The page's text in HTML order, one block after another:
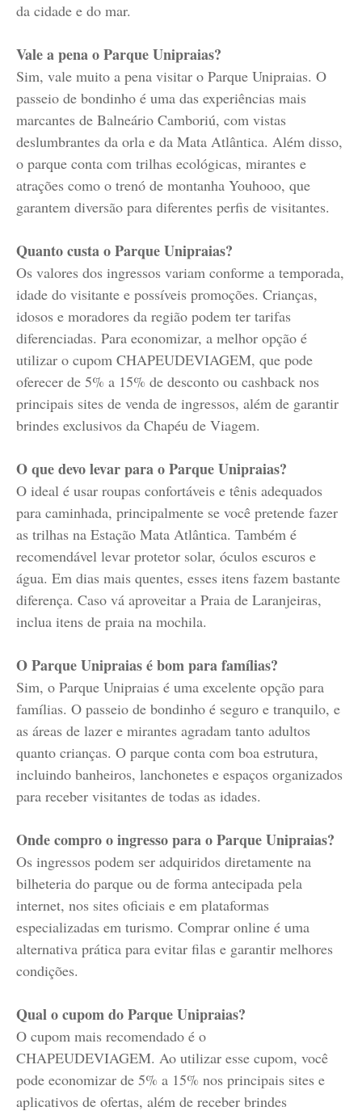
da cidade e do mar.
Vale a pena o Parque Unipraias?
Sim, vale muito a pena visitar o Parque Unipraias. O
passeio de bondinho é uma das experiências mais
marcantes de Balneário Camboriú, com vistas
deslumbrantes da orla e da Mata Atlântica. Além disso,
o parque conta com trilhas ecológicas, mirantes e
atrações como o trenó de montanha Youhooo, que
garantem diversão para diferentes perfis de visitantes.
Quanto custa o Parque Unipraias?
Os valores dos ingressos variam conforme a temporada,
idade do visitante e possíveis promoções. Crianças,
idosos e moradores da região podem ter tarifas
diferenciadas. Para economizar, a melhor opção é
utilizar o cupom CHAPEUDEVIAGEM, que pode
oferecer de 5% a 15% de desconto ou cashback nos
principais sites de venda de ingressos, além de garantir
brindes exclusivos da Chapéu de Viagem.
O que devo levar para o Parque Unipraias?
O ideal é usar roupas confortáveis e tênis adequados
para caminhada, principalmente se você pretende fazer
as trilhas na Estação Mata Atlântica. Também é
recomendável levar protetor solar, óculos escuros e
água. Em dias mais quentes, esses itens fazem bastante
diferença. Caso vá aproveitar a Praia de Laranjeiras,
inclua itens de praia na mochila.
O Parque Unipraias é bom para famílias?
Sim, o Parque Unipraias é uma excelente opção para
famílias. O passeio de bondinho é seguro e tranquilo, e
as áreas de lazer e mirantes agradam tanto adultos
quanto crianças. O parque conta com boa estrutura,
incluindo banheiros, lanchonetes e espaços organizados
para receber visitantes de todas as idades.
Onde compro o ingresso para o Parque Unipraias?
Os ingressos podem ser adquiridos diretamente na
bilheteria do parque ou de forma antecipada pela
internet, nos sites oficiais e em plataformas
especializadas em turismo. Comprar online é uma
alternativa prática para evitar filas e garantir melhores
condições.
Qual o cupom do Parque Unipraias?
O cupom mais recomendado é o
CHAPEUDEVIAGEM. Ao utilizar esse cupom, você
pode economizar de 5% a 15% nos principais sites e
aplicativos de ofertas, além de receber brindes